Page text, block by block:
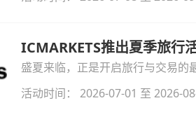
ICMARKETS推出夏季旅行
盛夏来临，正是开启旅行与交易的
金即可参与！
活动时间： 2026-07-01 至 2026-